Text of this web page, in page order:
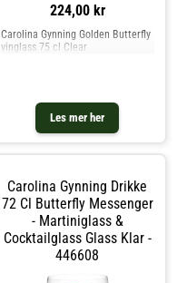
224,00 kr
Les mer her
Carolina Gynning Golden Butterfly
vinglass 75 cl Clear
Carolina Gynning Drikke
72 Cl Butterfly Messenger
- Martiniglass &
Cocktailglass Glass Klar -
446608